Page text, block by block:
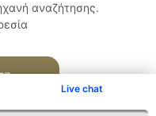
Live chat
αναζήτησης.